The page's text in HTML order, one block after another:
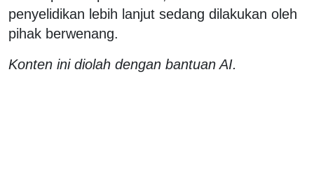
penyelidikan lebih lanjut sedang dilakukan oleh
pihak berwenang.
Konten ini diolah dengan bantuan AI.